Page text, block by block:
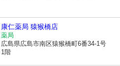
康仁薬局 猿猴橋店
薬局
広島県広島市南区猿猴橋町6番34-1号
1階